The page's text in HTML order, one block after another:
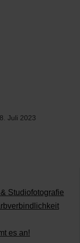
Juli 2023
Studiofotografie
es an!